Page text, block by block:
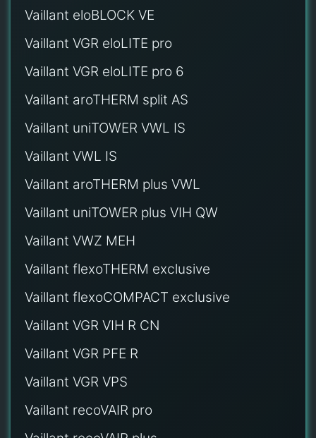
Vaillant eloBLOCK VE
Vaillant VGR eloLITE pro
Vaillant VGR eloLITE pro 6
Vaillant aroTHERM split AS
Vaillant uniTOWER VWL IS
Vaillant VWL IS
Vaillant aroTHERM plus VWL
Vaillant uniTOWER plus VIH QW
Vaillant VWZ MEH
Vaillant flexoTHERM exclusive
Vaillant flexoCOMPACT exclusive
Vaillant VGR VIH R CN
Vaillant VGR PFE R
Vaillant VGR VPS
Vaillant recoVAIR pro